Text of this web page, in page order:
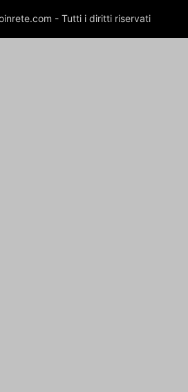
- Tutti i diritti riservati